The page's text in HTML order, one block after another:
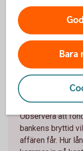
fondköp går till.
Köpa
Sälja fonder
Om du säljer en
fondens bryttid
Observera att
bankens bryttid
affären får. Hur
Bara